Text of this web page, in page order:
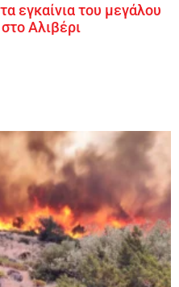
εγκαίνια του μεγάλου
Αλιβέρι